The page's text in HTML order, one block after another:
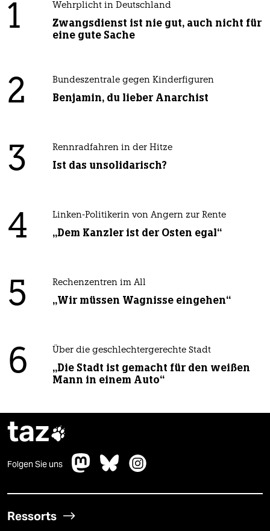
1 Wehrplicht in Deutschland
Zwangsdienst ist nie gut, auch nicht für
eine gute Sache
2 Bundeszentrale gegen Kinderfiguren
Benjamin, du lieber Anarchist
3 Rennradfahren in der Hitze
Ist das unsolidarisch?
4 Linken-Politikerin von Angern zur Rente
„Dem Kanzler ist der Osten egal“
5 Rechenzentren im All
„Wir müssen Wagnisse eingehen“
6 Über die geschlechtergerechte Stadt
„Die Stadt ist gemacht für den weißen
Mann in einem Auto“
taz
Folgen Sie uns
Ressorts